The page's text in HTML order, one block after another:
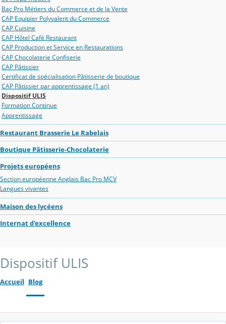
Bac Pro Métiers du Commerce et de la Vente
CAP Equipier Polyvalent du Commerce
CAP Cuisine
CAP Hôtel Café Restaurant
CAP Production et Service en Restaurations
CAP Chocolaterie Confiserie
CAP Pâtissier
Certificat de spécialisation Pâtisserie de boutique
CAP Pâtissier par apprentissage (1 an)
Dispositif ULIS
Formation Continue
Apprentissage
Restaurant Brasserie Le Rabelais
Boutique Pâtisserie-Chocolaterie
Projets européens
Section européenne Anglais Bac Pro MCV
Langues vivantes
Maison des lycéens
Internat d'excellence
Dispositif ULIS
Accueil Blog